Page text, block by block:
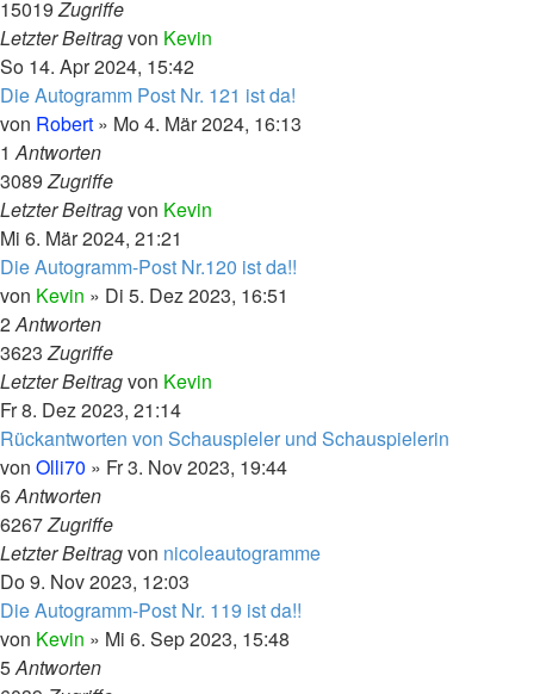
15019Zugriffe
Letzter Beitragvon Kevin
So 14. Apr 2024, 15:42
Die Autogramm Post Nr. 121 ist da!
von Robert » Mo 4. Mär 2024, 16:13
1Antworten
3089Zugriffe
Letzter Beitragvon Kevin
Mi 6. Mär 2024, 21:21
Die Autogramm-Post Nr.120 ist da!!
von Kevin » Di 5. Dez 2023, 16:51
2Antworten
3623Zugriffe
Letzter Beitragvon Kevin
Fr 8. Dez 2023, 21:14
Rückantworten von Schauspieler und Schauspielerin
von Olli70 » Fr 3. Nov 2023, 19:44
6Antworten
6267Zugriffe
Letzter Beitragvon nicoleautogramme
Do 9. Nov 2023, 12:03
Die Autogramm-Post Nr. 119 ist da!!
von Kevin » Mi 6. Sep 2023, 15:48
5Antworten